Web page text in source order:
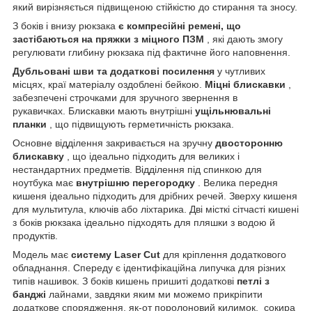
який вирізняється підвищеною стійкістю до стирання та зносу.
З боків і внизу рюкзака є компресійні ремені, що
застібаються на пряжки з міцного ПЗМ , які дають змогу
регулювати глибину рюкзака під фактичне його наповнення.
Дубльовані шви та додаткові посилення у чутливих
місцях, краї матеріалу оздоблені бейкою. Міцні блискавки
забезпечені строчками для зручного звернення в
рукавичках. Блискавки мають внутрішні ущільнювальні
планки , що підвищують герметичність рюкзака.
Основне відділення закривається на зручну двосторонню
блискавку , що ідеально підходить для великих і
нестандартних предметів. Відділення під спинкою для
ноутбука має внутрішню перегородку . Велика передня
кишеня ідеально підходить для дрібних речей. Зверху кишеня
для мультитула, ключів або ліхтарика. Дві місткі сітчасті кишені
з боків рюкзака ідеально підходять для пляшки з водою й
продуктів.
Модель має систему Laser Cut для кріплення додаткового
обладнання. Спереду є ідентифікаційна липучка для різних
типів нашивок. З боків кишень пришиті додаткові петлі з
банджі лайнами, завдяки яким ми можемо прикріпити
додаткове спорядження, як-от поролоновий килимок, сокира